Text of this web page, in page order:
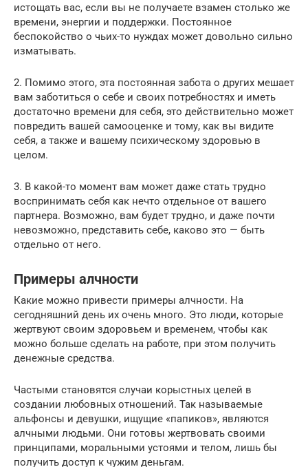
истощать вас, если вы не получаете взамен столько же
времени, энергии и поддержки. Постоянное
беспокойство о чьих-то нуждах может довольно сильно
изматывать.
2. Помимо этого, эта постоянная забота о других мешает
вам заботиться о себе и своих потребностях и иметь
достаточно времени для себя, это действительно может
повредить вашей самооценке и тому, как вы видите
себя, а также и вашему психическому здоровью в
целом.
3. В какой-то момент вам может даже стать трудно
воспринимать себя как нечто отдельное от вашего
партнера. Возможно, вам будет трудно, и даже почти
невозможно, представить себе, каково это — быть
отдельно от него.
Примеры алчности
Какие можно привести примеры алчности. На
сегодняшний день их очень много. Это люди, которые
жертвуют своим здоровьем и временем, чтобы как
можно больше сделать на работе, при этом получить
денежные средства.
Частыми становятся случаи корыстных целей в
создании любовных отношений. Так называемые
альфонсы и девушки, ищущие «папиков», являются
алчными людьми. Они готовы жертвовать своими
принципами, моральными устоями и телом, лишь бы
получить доступ к чужим деньгам.